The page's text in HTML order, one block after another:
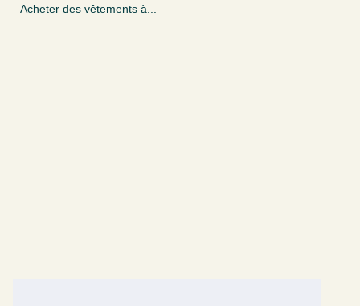
Acheter des vêtements à...